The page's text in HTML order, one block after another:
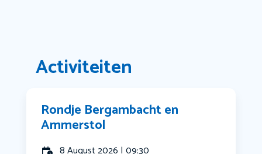
Activiteiten
Rondje Bergambacht en
Ammerstol